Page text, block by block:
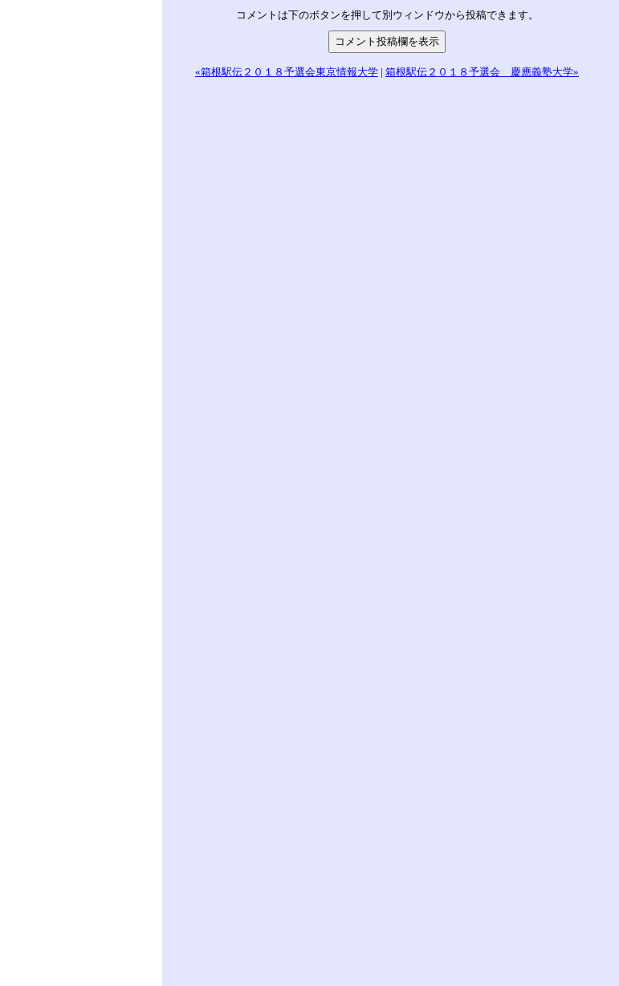
コメントは下のボタンを押して別ウィンドウから投稿できます。
«箱根駅伝２０１８予選会東京情報大学 | 箱根駅伝２０１８予選会 慶應義塾大学»